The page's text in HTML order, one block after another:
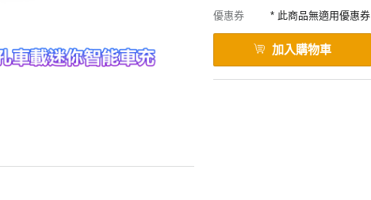
優惠券 * 此商品無適用優惠券
加入購物車